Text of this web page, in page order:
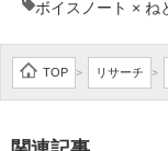
ボイスノート × ね
TOP > リサーチ >